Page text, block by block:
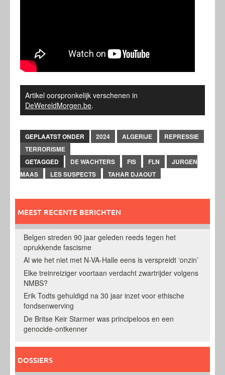
Artikel oorspronkelijk verschenen in
DeWereldMorgen.be.
GEPLAATST ONDER 2024 ALGERIJE
REPRESSIE
TERRORISME
GETAGGED
DE WACHTERS FIS FLN
JURGEN
MAAS
LES SUSPECTS TAHAR DJAOUT
MEEST RECENTE BERICHTEN
Belgen streden 90 jaar geleden reeds tegen het
oprukkende fascisme
Al wie het niet met N-VA-Halle eens is verspreidt ‘onzin’
Elke treinreiziger voortaan verdacht zwartrijder volgens
NMBS?
Erik Todts gehuldigd na 30 jaar inzet voor ethische
fondsenwerving
De Britse Keir Starmer was principeloos en een
genocide-ontkenner
DOSSIERS